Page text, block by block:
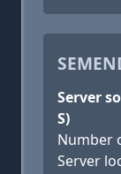
Server
S)
Number
Server